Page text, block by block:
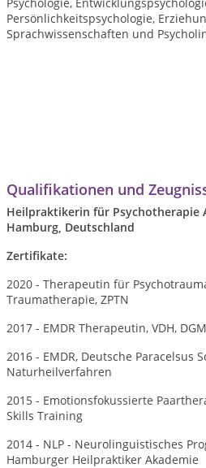
Persönlichkeitspsychologie,
Sprachwissenschaften und
Qualifikationen und
Heilpraktikerin für Psychotherapie
Hamburg, Deutschland
Zertifikate:
2020 - Therapeutin für
Traumatherapie, ZPTN
2017 - EMDR Therapeutin, VDH,
2016 - EMDR, Deutsche Paracelsus
Naturheilverfahren
2015 - Emotionsfokussierte
Skills Training
2014 - NLP - Neurolinguistisches
Hamburger Heilpraktiker Akademie